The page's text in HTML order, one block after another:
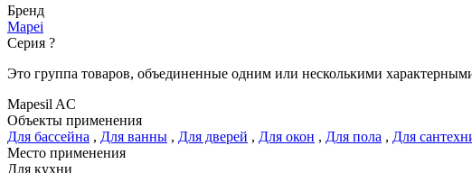
Бренд
Mapei
Серия ?
Это группа товаров, объединенные одним или несколькими
Mapesil AC
Объекты применения
Для бассейна , Для ванны , Для дверей , Для окон , Для пола , Для
Место применения
Для кухни